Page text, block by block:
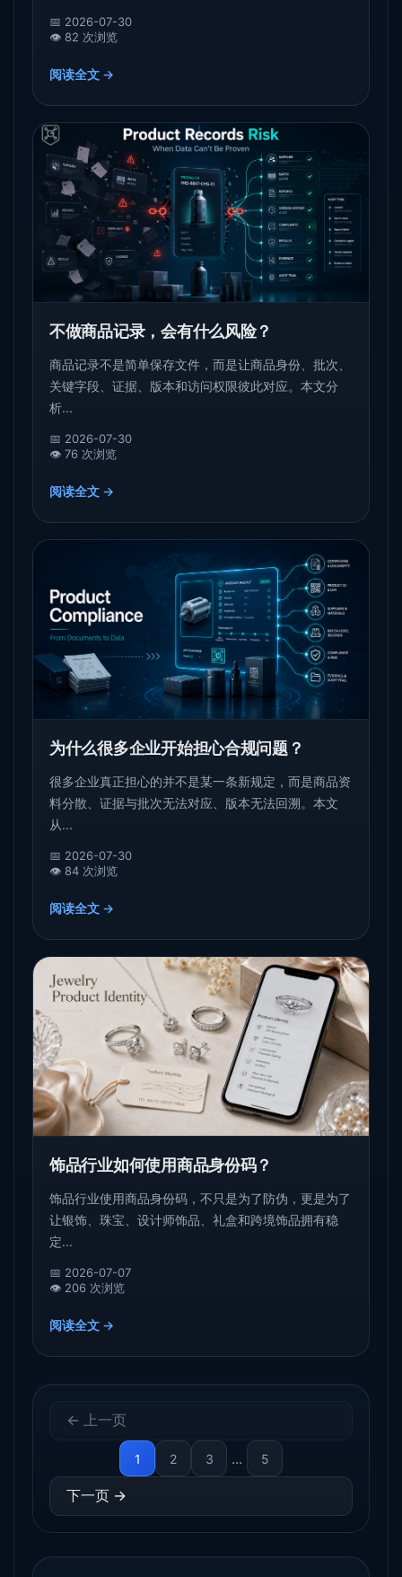
📅 2026-07-30
👁️ 82 次浏览
阅读全文 →
不做商品记录，会有什么风险？
商品记录不是简单保存文件，而是让商品身份、批次、
关键字段、证据、版本和访问权限彼此对应。本文分
析...
📅 2026-07-30
👁️ 76 次浏览
阅读全文 →
为什么很多企业开始担心合规问题？
很多企业真正担心的并不是某一条新规定，而是商品资
料分散、证据与批次无法对应、版本无法回溯。本文
从...
📅 2026-07-30
👁️ 84 次浏览
阅读全文 →
饰品行业如何使用商品身份码？
饰品行业使用商品身份码，不只是为了防伪，更是为了
让银饰、珠宝、设计师饰品、礼盒和跨境饰品拥有稳
定...
📅 2026-07-07
👁️ 206 次浏览
阅读全文 →
← 上一页
1 2 3 ... 5
下一页 →